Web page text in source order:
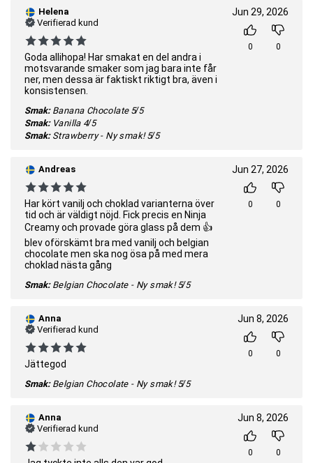
Helena
Verifierad kund
Goda allihopa! Har smakat en del andra i
motsvarande smaker som jag bara inte får
ner, men dessa är faktiskt riktigt bra, även i
konsistensen.
Smak: Banana Chocolate 5/5
Smak: Vanilla 4/5
Smak: Strawberry - Ny smak! 5/5
Jun 29, 2026
0 0
Andreas
Har kört vanilj och choklad varianterna över
tid och är väldigt nöjd. Fick precis en Ninja
Creamy och provade göra glass på dem 👍
blev oförskämt bra med vanilj och belgian
chocolate men ska nog ösa på med mera
choklad nästa gång
Smak: Belgian Chocolate - Ny smak! 5/5
Jun 27, 2026
0 0
Anna
Verifierad kund
Jättegod
Smak: Belgian Chocolate - Ny smak! 5/5
Jun 8, 2026
0 0
Anna
Verifierad kund
Jun 8, 2026
0 0